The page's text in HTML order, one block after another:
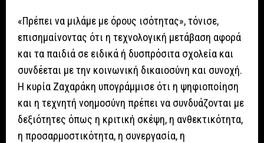
«Πρέπει να μιλάμε με όρους ισότητας», τόνισε,
επισημαίνοντας ότι η τεχνολογική μετάβαση αφορά
και τα παιδιά σε ειδικά ή δυσπρόσιτα σχολεία και
συνδέεται με την κοινωνική δικαιοσύνη και συνοχή.
Η κυρία Ζαχαράκη υπογράμμισε ότι η ψηφιοποίηση
και η τεχνητή νοημοσύνη πρέπει να συνδυάζονται με
δεξιότητες όπως η κριτική σκέψη, η ανθεκτικότητα,
η προσαρμοστικότητα, η συνεργασία, η